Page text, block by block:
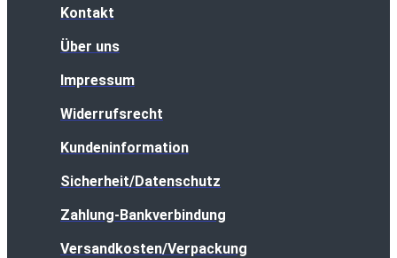
Kontakt
Über uns
Impressum
Widerrufsrecht
Kundeninformation
Sicherheit/Datenschutz
Zahlung-Bankverbindung
Versandkosten/Verpackung